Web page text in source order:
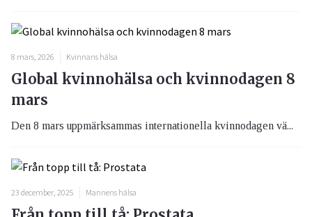
8 mars, 2026 Kvinnans hälsa
Global kvinnohälsa och kvinnodagen 8
mars
Den 8 mars uppmärksammas internationella kvinnodagen vä...
23 december, 2025 Mannens hälsa